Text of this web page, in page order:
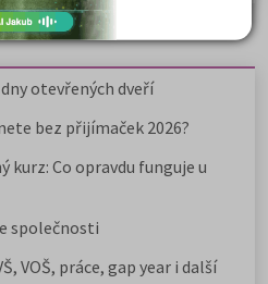
otevřených dveří
bez přijímaček 2026?
kurz: Co opravdu funguje u
společnosti
VOŠ, práce, gap year i další